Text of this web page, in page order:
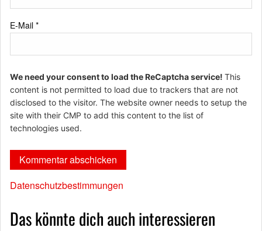
E-Mail *
We need your consent to load the ReCaptcha service! This
content is not permitted to load due to trackers that are not
disclosed to the visitor. The website owner needs to setup the
site with their CMP to add this content to the list of
technologies used.
Datenschutzbestimmungen
Das könnte dich auch interessieren